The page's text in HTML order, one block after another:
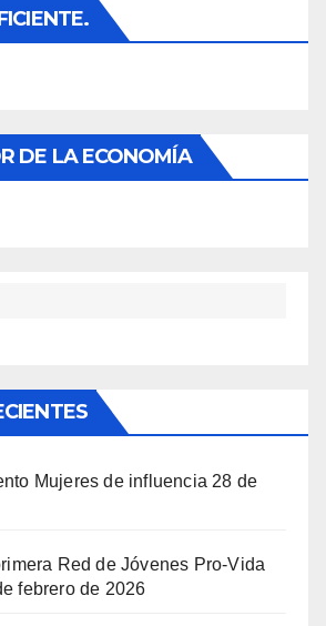
DE LA ECONOMÍA
Mujeres de influencia 28 de
Red de Jóvenes Pro-Vida
febrero de 2026